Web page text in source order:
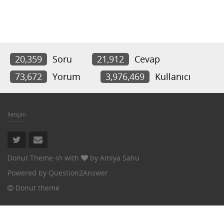
20,359 Soru 21,912
Cevap
73,672
Yorum 3,976,469 Kullanıcı
İletişim
Donut Theme with by Amiya Sahu
Powered by Question2Answer
Donut theme